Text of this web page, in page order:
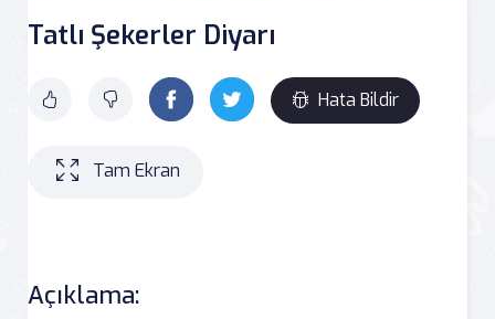
Tatlı Şekerler Diyarı
Hata Bildir
Tam Ekran
Açıklama: